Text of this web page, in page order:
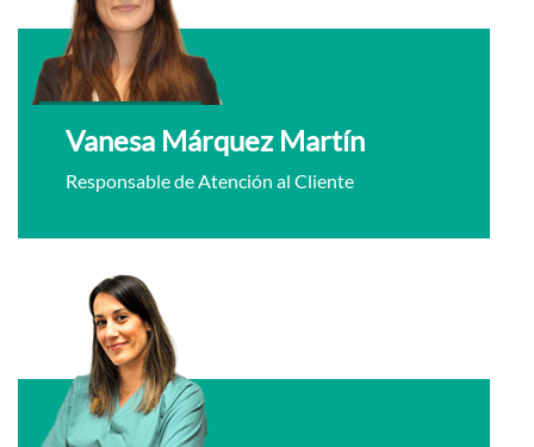
Vanesa Márquez Martín
Responsable de Atención al Cliente